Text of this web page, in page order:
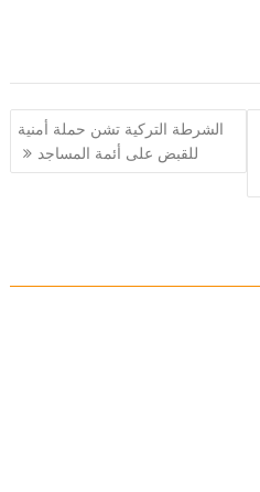
الشرطة التركية تشن حملة أمنية
للقبض على أئمة المساجد